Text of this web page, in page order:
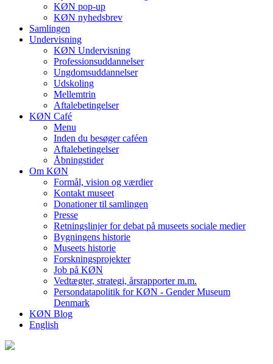
KØN pop-up
KØN nyhedsbrev
Samlingen
Undervisning
KØN Undervisning
Professionsuddannelser
Ungdomsuddannelser
Udskoling
Mellemtrin
Aftalebetingelser
KØN Café
Menu
Inden du besøger caféen
Aftalebetingelser
Åbningstider
Om KØN
Formål, vision og værdier
Kontakt museet
Donationer til samlingen
Presse
Retningslinjer for debat på museets sociale medier
Bygningens historie
Museets historie
Forskningsprojekter
Job på KØN
Vedtægter, strategi, årsrapporter m.m.
Persondatapolitik for KØN - Gender Museum
Denmark
KØN Blog
English